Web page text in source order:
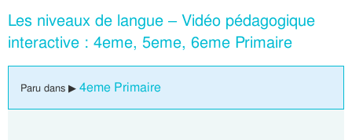
Les niveaux de langue – Vidéo pédagogique
interactive : 4eme, 5eme, 6eme Primaire
Paru dans ▶ 4eme Primaire